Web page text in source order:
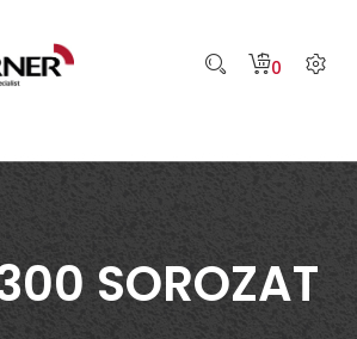
0
SOROZAT